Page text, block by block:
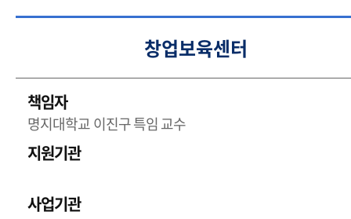
창업보육센터
책임자
명지대학교 이진구 특임 교수
지원기관
사업기관